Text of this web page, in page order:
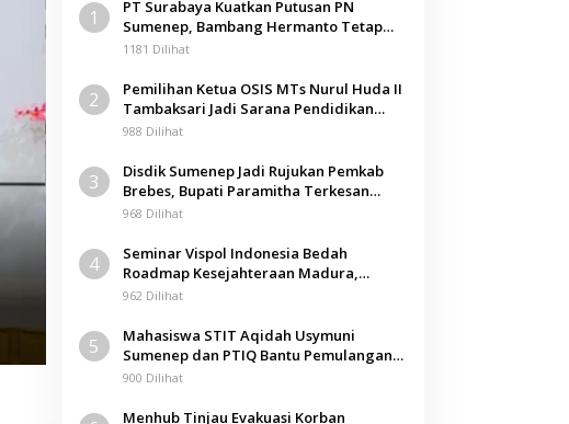
Berita
Dear Jatim Geruduk Gedung
Bawa 7 Tuntutan
1
PT Surabaya Kuatkan Putusan PN
Sumenep, Bambang Hermanto Tetap
Dinyatakan Pemilik Sah Tanah di
1181 Dilihat
2
Pemilihan Ketua OSIS MTs Nurul Huda II
Tambaksari Jadi Sarana Pendidikan
Demokrasi bagi Siswa
988 Dilihat
3
Disdik Sumenep Jadi Rujukan Pemkab
Brebes, Bupati Paramitha Terkesan
Pendidikan Berbasis Budaya
968 Dilihat
4
Seminar Vispol Indonesia Bedah
Roadmap Kesejahteraan Madura,
Pendidikan dan Hilirisasi Jadi Kunci
962 Dilihat
5
Mahasiswa STIT Aqidah Usymuni
Sumenep dan PTIQ Bantu Pemulangan
Jenazah WNI Asal Aceh di Malaysia
900 Dilihat
Menhub Tinjau Evakuasi Korban